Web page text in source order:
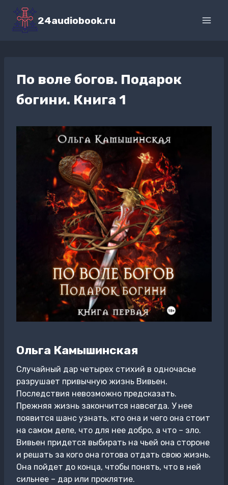
Перейти
содержимому
24audiobook.ru
По воле богов. Подарок
богини. Книга 1
Ольга Камышинская
Случайный дар четырех стихий в одночасье
разрушает привычную жизнь Вивьен.
Последствия невозможно предсказать.
Прежняя жизнь закончится навсегда. У нее
появится шанс узнать, кто она и чего она стоит
на самом деле, что для нее добро, а что – зло.
Вивьен придется выбирать на чьей она стороне
и решать за кого она готова отдать свою жизнь.
Она пойдет до конца, чтобы понять, что в ней
сильнее – дар или проклятие.